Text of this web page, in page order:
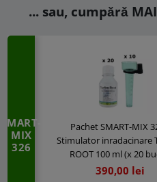
... sau, cumpără
SMART-
MIX
326
Pachet SMART-MIX
Stimulator inradacinare
ROOT 100 ml (x 20
Pluviometru gradat Horti
390,00 lei